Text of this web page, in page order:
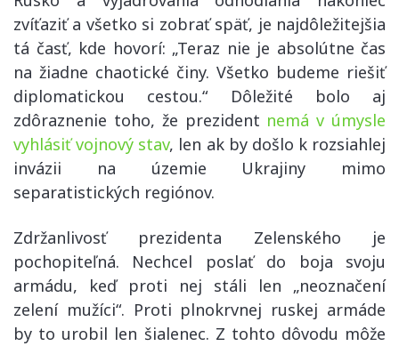
zvíťaziť a všetko si zobrať späť, je najdôležitejšia
tá časť, kde hovorí: „Teraz nie je absolútne čas
na žiadne chaotické činy. Všetko budeme riešiť
diplomatickou cestou.“ Dôležité bolo aj
zdôraznenie toho, že prezident nemá v úmysle
vyhlásiť vojnový stav, len ak by došlo k rozsiahlej
invázii na územie Ukrajiny mimo
separatistických regiónov.
Zdržanlivosť prezidenta Zelenského je
pochopiteľná. Nechcel poslať do boja svoju
armádu, keď proti nej stáli len „neoznačení
zelení mužíci“. Proti plnokrvnej ruskej armáde
by to urobil len šialenec. Z tohto dôvodu môže